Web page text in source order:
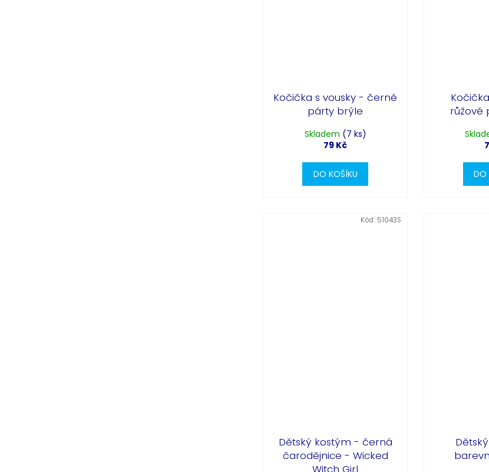
Kočička s vousky - černé
párty brýle
Skladem (7 ks)
79 Kč
DO KOŠÍKU
růžové
DO
Dětský kostým - černá
čarodějnice - Wicked
Witch Girl
Kód: 51043S